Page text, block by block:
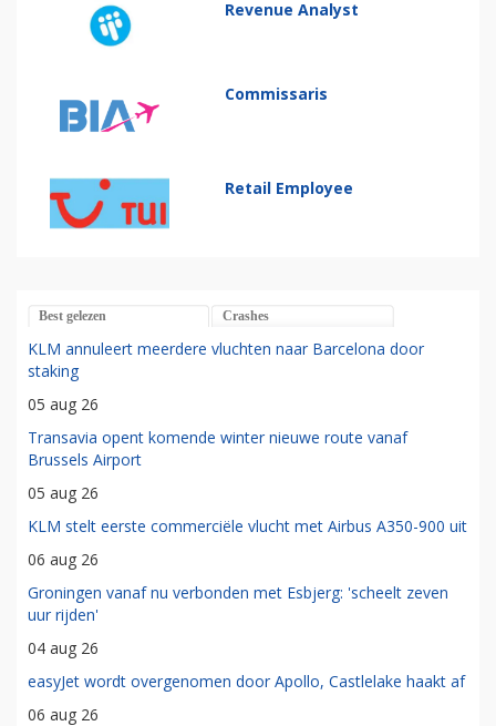
Revenue Analyst
Commissaris
Retail Employee
Best gelezen Crashes
KLM annuleert meerdere vluchten naar Barcelona door
staking
05 aug 26
Transavia opent komende winter nieuwe route vanaf
Brussels Airport
05 aug 26
KLM stelt eerste commerciële vlucht met Airbus A350-900 uit
06 aug 26
Groningen vanaf nu verbonden met Esbjerg: 'scheelt zeven
uur rijden'
04 aug 26
easyJet wordt overgenomen door Apollo, Castlelake haakt af
06 aug 26